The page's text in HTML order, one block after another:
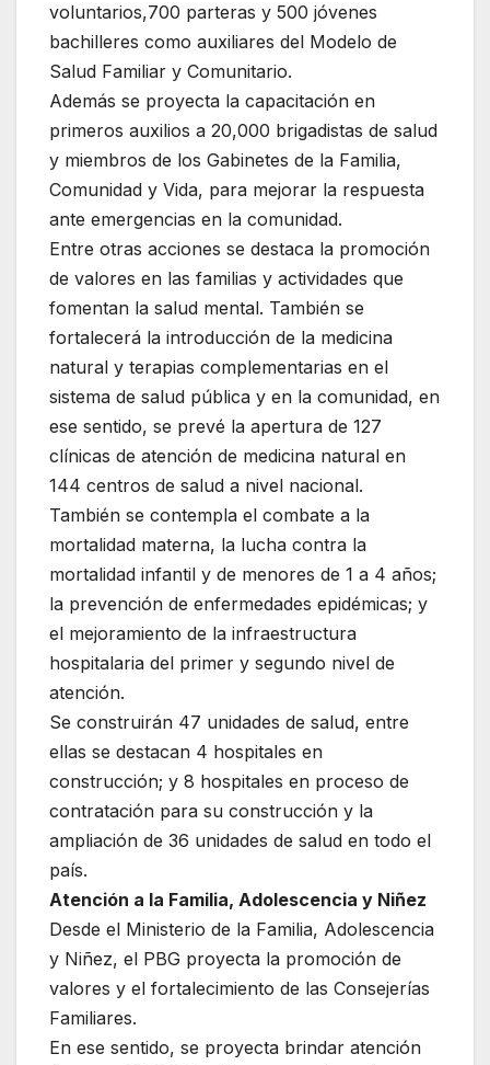
voluntarios,700 parteras y 500 jóvenes
bachilleres como auxiliares del Modelo de
Salud Familiar y Comunitario.
Además se proyecta la capacitación en
primeros auxilios a 20,000 brigadistas de salud
y miembros de los Gabinetes de la Familia,
Comunidad y Vida, para mejorar la respuesta
ante emergencias en la comunidad.
Entre otras acciones se destaca la promoción
de valores en las familias y actividades que
fomentan la salud mental. También se
fortalecerá la introducción de la medicina
natural y terapias complementarias en el
sistema de salud pública y en la comunidad, en
ese sentido, se prevé la apertura de 127
clínicas de atención de medicina natural en
144 centros de salud a nivel nacional.
También se contempla el combate a la
mortalidad materna, la lucha contra la
mortalidad infantil y de menores de 1 a 4 años;
la prevención de enfermedades epidémicas; y
el mejoramiento de la infraestructura
hospitalaria del primer y segundo nivel de
atención.
Se construirán 47 unidades de salud, entre
ellas se destacan 4 hospitales en
construcción; y 8 hospitales en proceso de
contratación para su construcción y la
ampliación de 36 unidades de salud en todo el
país.
Atención a la Familia, Adolescencia y Niñez
Desde el Ministerio de la Familia, Adolescencia
y Niñez, el PBG proyecta la promoción de
valores y el fortalecimiento de las Consejerías
Familiares.
En ese sentido, se proyecta brindar atención